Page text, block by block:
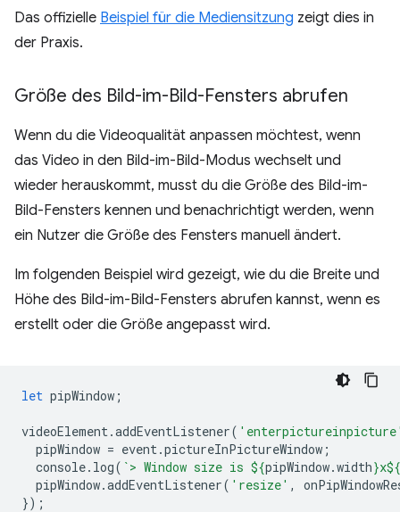
Das offizielle Beispiel für die Mediensitzung zeigt dies in
der Praxis.
Größe des Bild-im-Bild-Fensters abrufen
Wenn du die Videoqualität anpassen möchtest, wenn
das Video in den Bild-im-Bild-Modus wechselt und
wieder herauskommt, musst du die Größe des Bild-im-
Bild-Fensters kennen und benachrichtigt werden, wenn
ein Nutzer die Größe des Fensters manuell ändert.
Im folgenden Beispiel wird gezeigt, wie du die Breite und
Höhe des Bild-im-Bild-Fensters abrufen kannst, wenn es
erstellt oder die Größe angepasst wird.
let pipWindow ;
videoElement.addEventListener(
pipWindow = event.pictureInPictureWindow ;
console. log( `> Window size is ${pipWindow.width}x${
pipWindow.addEventListener( 'resize' ,
});